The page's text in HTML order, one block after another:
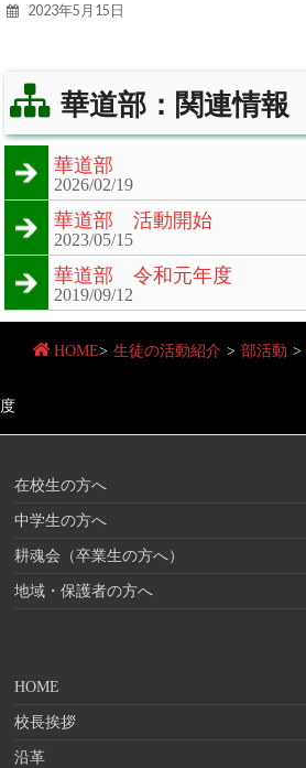
2023年5月15日
華道部：関連情報
華道部
2026/02/19
華道部 活動開始
2023/05/15
華道部 令和元年度
2019/09/12
HOME> 生徒の活動紹介 > 部活動 >
度
在校生の方へ
中学生の方へ
耕魂会（卒業生の方へ）
地域・保護者の方へ
HOME
校長挨拶
沿革